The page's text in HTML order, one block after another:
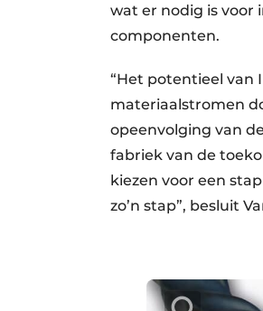
wat er nodig is voor
componenten.
“Het potentieel van
materiaalstromen
opeenvolging van
fabriek van de
kiezen voor een
zo’n stap”, besluit